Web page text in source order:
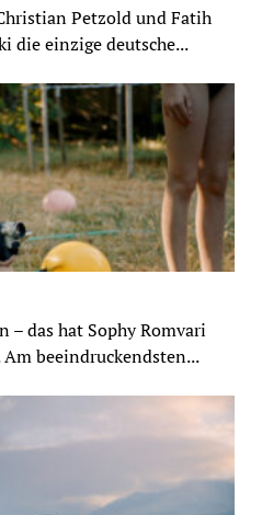
Petzold und Fatih
die einzige deutsche...
– das hat Sophy Romvari
beeindruckendsten...